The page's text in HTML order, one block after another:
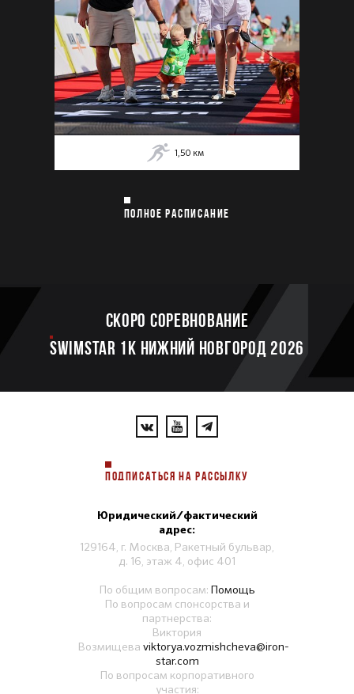
1,50 км
ПОЛНОЕ РАСПИСАНИЕ
Скоро соревнование
SWIMSTAR 1K НИЖНИЙ НОВГОРОД 2026
ПОДПИСАТЬСЯ НА РАССЫЛКУ
Юридический/фактический
адрес:
129164, г. Москва, Ракетный бульвар,
д. 16, этаж 4, офис 401
По общим вопросам: Помощь
По вопросам спонсорства и
партнерства:
Виктория
Возмищева viktorya.vozmishcheva@iron-
star.com
По вопросам корпоративного
участия: